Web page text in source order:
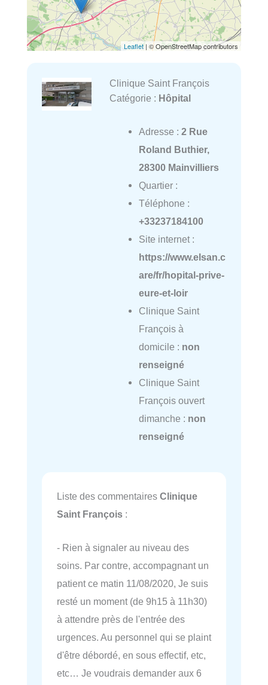
Leaflet | © OpenStreetMap contributors
Clinique Saint François
Catégorie : Hôpital
Adresse : 2 Rue
Roland Buthier,
28300 Mainvilliers
Quartier :
Téléphone :
+33237184100
Site internet :
https://www.elsan.c
are/fr/hopital-prive-
eure-et-loir
Clinique Saint
François à
domicile : non
renseigné
Clinique Saint
François ouvert
dimanche : non
renseigné
Liste des commentaires Clinique
Saint François :
- Rien à signaler au niveau des
soins. Par contre, accompagnant un
patient ce matin 11/08/2020, Je suis
resté un moment (de 9h15 à 11h30)
à attendre près de l'entrée des
urgences. Au personnel qui se plaint
d'être débordé, en sous effectif, etc,
etc… Je voudrais demander aux 6